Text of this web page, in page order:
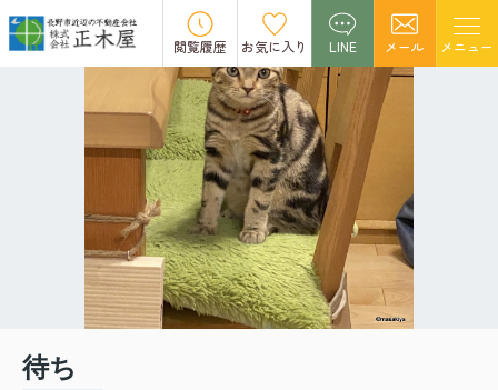
閲覧履歴 お気に入り LINE メール メニュー
待ち